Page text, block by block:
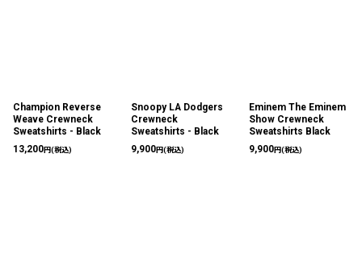
Champion Reverse
Weave Crewneck
Sweatshirts - Black
13,200円(税込)
Snoopy LA Dodgers
Crewneck
Sweatshirts - Black
9,900円(税込)
Eminem The Eminem
Show Crewneck
Sweatshirts Black
9,900円(税込)